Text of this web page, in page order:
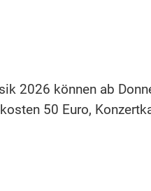
2026 können ab
50 Euro,